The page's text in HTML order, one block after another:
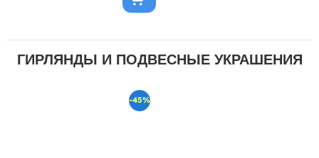
ГИРЛЯНДЫ И ПОДВЕСНЫЕ УКРАШЕНИЯ
-45%